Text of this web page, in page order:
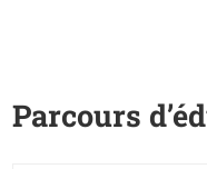
Parcours